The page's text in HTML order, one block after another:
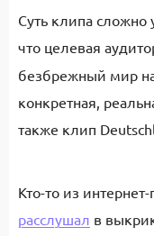
Суть клипа сложно
что целевая
безбрежный мир
конкретная,
также клип
Кто-то из
расслушал в